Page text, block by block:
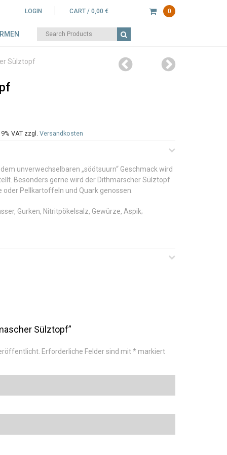
LOGIN CART / 0,00 € 0
Search
for:
Sülztopf
Previous
post:
Next
post:
VAT zzgl. Versandkosten
unverwechselbaren „söötsuurn“ Geschmack wird
Besonders gerne wird der Dithmarscher Sülztopf
Pellkartoffeln und Quark genossen.
Gurken, Nitritpökelsalz, Gewürze, Aspik;
Sülztopf”
Erforderliche Felder sind mit* markiert